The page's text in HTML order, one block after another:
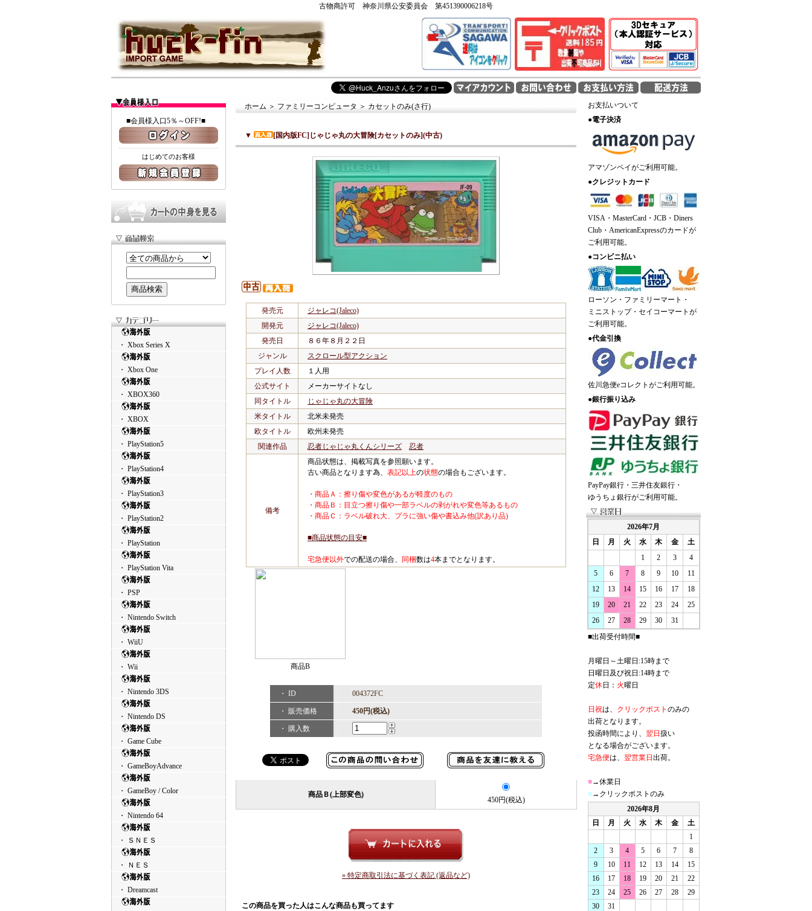
古物商許可 神奈川県公安委員会 第451390006218号
■会員様入口5％～OFF!■
はじめてのお客様
・ Xbox Series X
・ Xbox One
・ XBOX360
・ XBOX
・ PlayStation5
・ PlayStation4
・ PlayStation3
・ PlayStation2
・ PlayStation
・ PlayStation Vita
・ PSP
・ Nintendo Switch
・ WiiU
・ Wii
・ Nintendo 3DS
・ Nintendo DS
・ Game Cube
・ GameBoyAdvance
・ GameBoy / Color
・ Nintendo 64
・ ＳＮＥＳ
・ ＮＥＳ
・ Dreamcast
ホーム ＞ ファミリーコンピュータ ＞ カセットのみ(さ行)
▼ [国内版FC]じゃじゃ丸の大冒険[カセットのみ](中古)
発売元
ジャレコ(Jaleco)
開発元
ジャレコ(Jaleco)
発売日
８６年８月２２日
ジャンル
スクロール型アクション
プレイ人数
１人用
公式サイト
メーカーサイトなし
同タイトル
じゃじゃ丸の大冒険
米タイトル
北米未発売
欧タイトル
欧州未発売
関連作品
忍者じゃじゃ丸くんシリーズ 忍者
備考
商品状態は、掲載写真を参照願います。
古い商品となります為、 表記以上の状態の場合もございます。
・商品Ａ：擦り傷や変色があるが軽度のもの
・商品Ｂ：目立つ擦り傷や一部ラベルの剥がれや変色等あるもの
・商品Ｃ：ラベル破れ大、プラに強い傷や書込み他(訳あり品)
■商品状態の目安■
宅急便以外での配送の場合、 同梱数は4本までとなります。
商品B
・ ID 004372FC
・ 販売価格 450円(税込)
・ 購入数
商品Ｂ(上部変色)
450円(税込)
» 特定商取引法に基づく表記 (返品など)
この商品を買った人はこんな商品も買ってます
お支払いついて
●電子決済
アマゾンペイがご利用可能。
●クレジットカード
VISA・MasterCard・JCB・Diners
Club・AmericanExpressのカードが
ご利用可能。
●コンビニ払い
ローソン・ファミリーマート・
ミニストップ・セイコーマートが
ご利用可能。
●代金引換
佐川急便eコレクトがご利用可能。
●銀行振り込み
PayPay銀行・三井住友銀行・
ゆうちょ銀行がご利用可能。
2026年7月
日
月 火 水 木 金
土
1
2 3
4
5
6 7 8 9 10
11
12
13 14 15 16 17
18
19
20 21 22 23 24
25
26
27 28 29 30
31
■出荷受付時間■
月曜日～土曜日:15時まで
日曜日及び祝日:14時まで
定休日： 火曜日
日祝は、 クリックポスト のみの
出荷となります。
投函時間により、 翌日 扱い
となる場合がございます。
宅急便は、 翌営業日 出荷。
■→休業日
■→クリックポストのみ
2026年8月
日
月 火 水 木 金
土
1
2
3 4 5 6 7
8
9
10 11 12 13 14
15
16
17 18 19 20 21
22
23
24 25 26 27 28
29
30
31